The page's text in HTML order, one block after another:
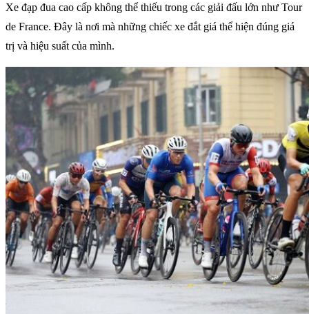
Xe đạp đua cao cấp không thể thiếu trong các giải đấu lớn như Tour
de France. Đây là nơi mà những chiếc xe đắt giá thể hiện đúng giá
trị và hiệu suất của mình.